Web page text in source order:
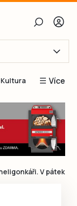
heslo
Kultura Více
Blogy
Inspirace
Čtenáři píší
Speciální přílohy
V pátek